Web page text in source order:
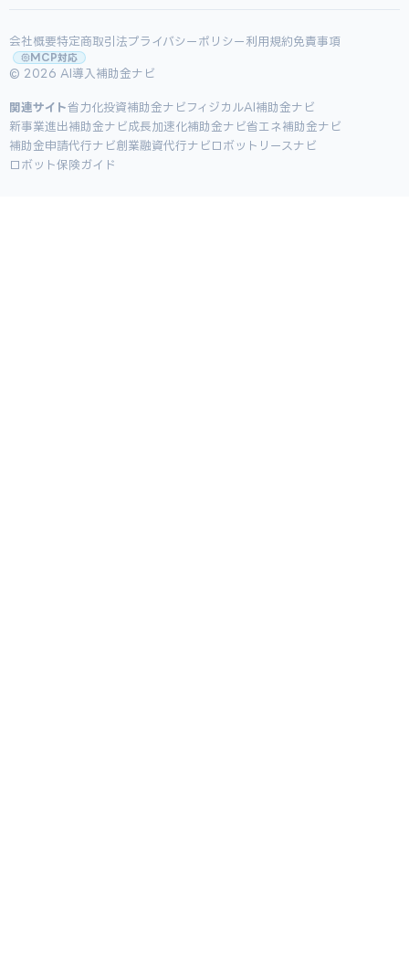
会社概要特定商取引法プライバシーポリシー 利用規約免責事項
MCP対応
© 2026 AI導入補助金ナビ
関連サイト省力化投資補助金ナビ フィジカルAI補助金ナビ
新事業進出補助金ナビ成長加速化補助金ナビ省エネ補助金ナビ
補助金申請代行ナビ創業融資代行ナビ ロボットリースナビ
ロボット保険ガイド